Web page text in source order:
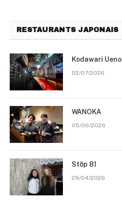
RESTAURANTS JAPONAIS
Kodawari Ueno
02/07/2026
WANOKA
05/06/2026
Stōp 81
29/04/2026